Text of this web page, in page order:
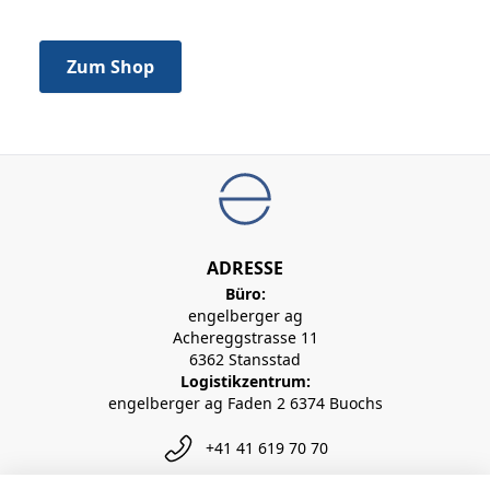
Zum Shop
ADRESSE
Büro:
engelberger ag
Achereggstrasse 11
6362 Stansstad
Logistikzentrum:
engelberger ag Faden 2 6374 Buochs
+41 41 619 70 70